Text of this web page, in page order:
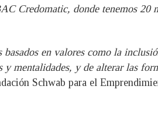
Credomatic, donde tenemos 20
basados en valores como la
mentalidades, y de alterar las
Schwab para el